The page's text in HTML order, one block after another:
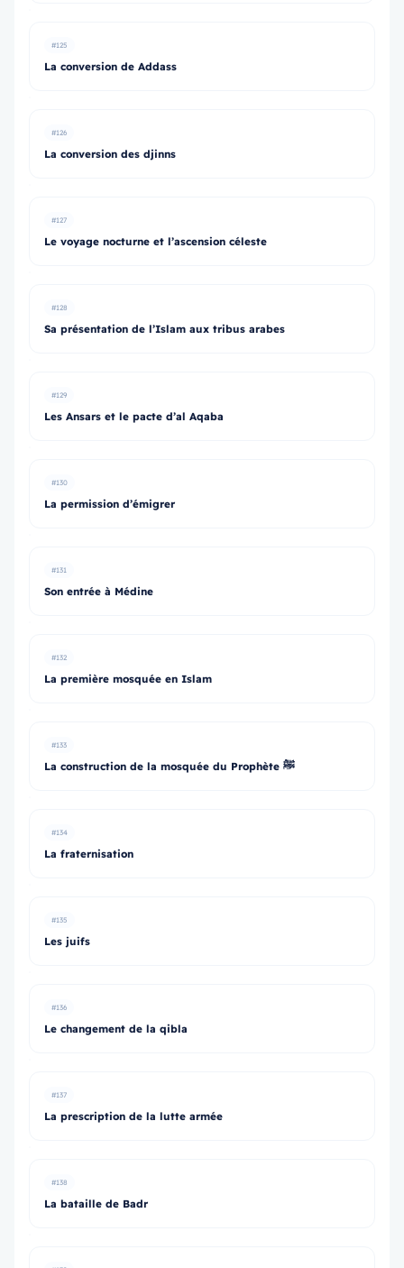
#125
La conversion de Addass
#126
La conversion des djinns
#127
Le voyage nocturne et l’ascension céleste
#128
Sa présentation de l’Islam aux tribus arabes
#129
Les Ansars et le pacte d’al Aqaba
#130
La permission d’émigrer
#131
Son entrée à Médine
#132
La première mosquée en Islam
#133
La construction de la mosquée du Prophète ﷺ
#134
La fraternisation
#135
Les juifs
#136
Le changement de la qibla
#137
La prescription de la lutte armée
#138
La bataille de Badr